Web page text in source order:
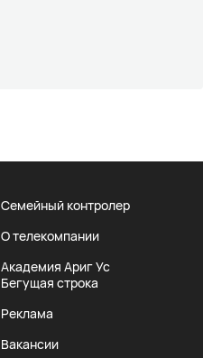
Семейный контролер
О телекомпании
Академия Ариг Ус
Бегущая строка
Реклама
Вакансии